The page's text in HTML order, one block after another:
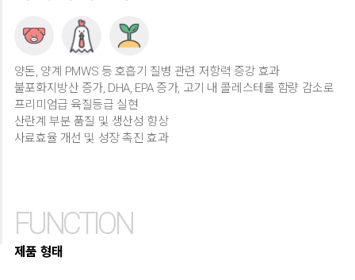
양돈, 양계 PMWS 등 호흡기 질병 관련 저항력 증강 효과
불포화지방산 증가, DHA, EPA 증가, 고기 내 콜레스테롤 함량 감소로
프리미엄급 육질등급 실현
산란계 부분 품질 및 생산성 향상
사료효율 개선 및 성장 촉진 효과
FUNCTION
제품 형태